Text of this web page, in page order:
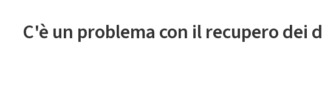
C'è un problema con il recupero dei